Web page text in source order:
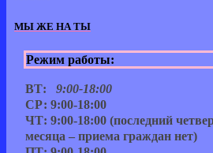
МЫ ЖЕ НА ТЫ
Режим работы:
ВТ: 9:00-18:00
СР: 9:00-18:00
ЧТ: 9:00-18:00 (последний
месяца – приема граждан нет)